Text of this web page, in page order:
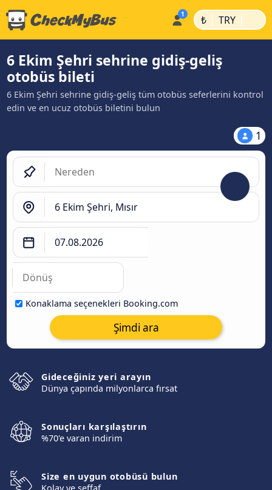
₺ | TRY |
6 Ekim Şehri sehrine gidiş-geliş
otobüs bileti
6 Ekim Şehri sehrine gidiş-geliş tüm otobüs seferlerini kontrol
edin ve en ucuz otobüs biletini bulun
1
Konaklama seçenekleri Booking.com
Şimdi ara
Gideceğiniz yeri arayın
Dünya çapında milyonlarca fırsat
Sonuçları karşılaştırın
%70'e varan indirim
Size en uygun otobüsü bulun